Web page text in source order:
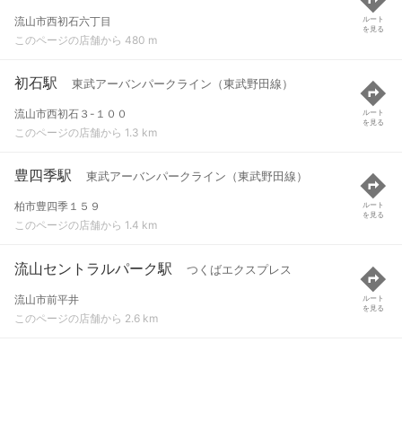
流山市西初石六丁目
このページの店舗から 480 m
ルート
を見る
初石駅 東武アーバンパークライン（東武野田線）
流山市西初石３-１００
このページの店舗から 1.3 km
ルート
を見る
豊四季駅 東武アーバンパークライン（東武野田線）
柏市豊四季１５９
このページの店舗から 1.4 km
ルート
を見る
流山セントラルパーク駅 つくばエクスプレス
流山市前平井
このページの店舗から 2.6 km
ルート
を見る